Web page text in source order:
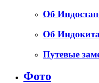
Об
Об
Путевые
Фото